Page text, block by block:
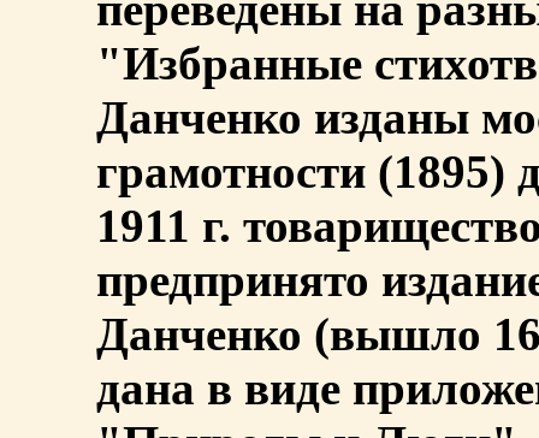
"Избранные
Данченко изданы
грамотности (1895)
1911 г.
предпринято
Данченко (вышло 16
дана в виде